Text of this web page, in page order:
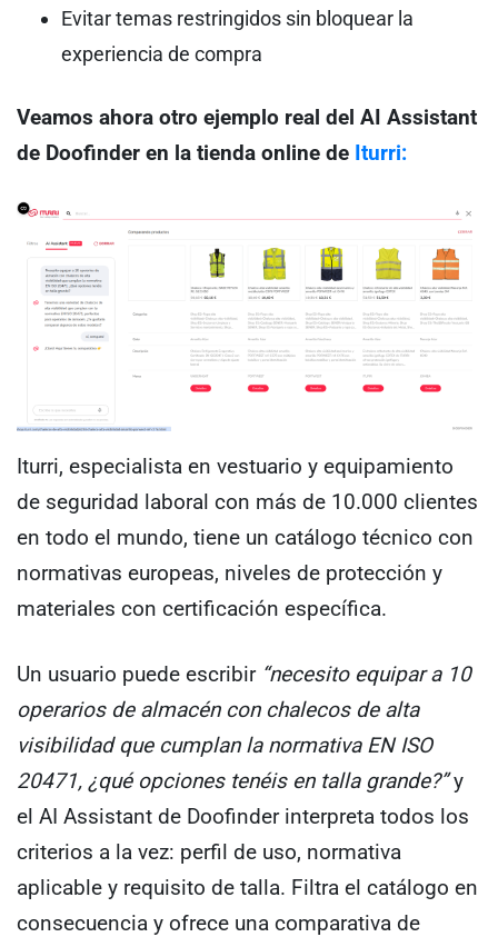
Evitar temas restringidos sin bloquear la
experiencia de compra
Veamos ahora otro ejemplo real del AI Assistant
de Doofinder en la tienda online de Iturri:
Iturri, especialista en vestuario y equipamiento
de seguridad laboral con más de 10.000 clientes
en todo el mundo, tiene un catálogo técnico con
normativas europeas, niveles de protección y
materiales con certificación específica.
Un usuario puede escribir “necesito equipar a 10
operarios de almacén con chalecos de alta
visibilidad que cumplan la normativa EN ISO
20471, ¿qué opciones tenéis en talla grande?”y
el AI Assistant de Doofinder interpreta todos los
criterios a la vez: perfil de uso, normativa
aplicable y requisito de talla. Filtra el catálogo en
consecuencia y ofrece una comparativa de